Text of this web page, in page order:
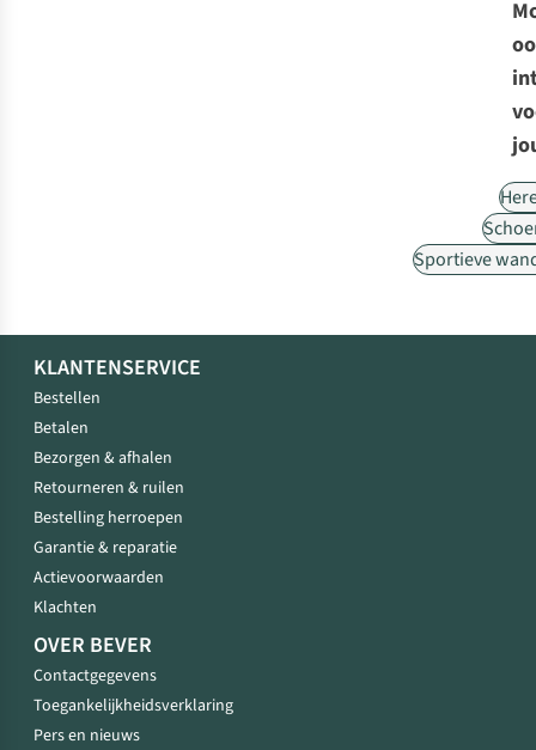
Sportieve
KLANTENSERVICE
Bestellen
Betalen
Bezorgen & afhalen
Retourneren & ruilen
Bestelling herroepen
Garantie & reparatie
Actievoorwaarden
Klachten
OVER BEVER
Contactgegevens
Toegankelijkheidsverklaring
Pers en nieuws